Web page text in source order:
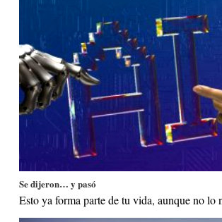
Se dijeron… y pasó
Esto ya forma parte de tu vida, aunque no lo